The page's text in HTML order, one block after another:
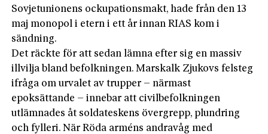
Sovjetunionens ockupationsmakt, hade från den 13
maj monopol i etern i ett år innan RIAS kom i
sändning.
Det räckte för att sedan lämna efter sig en massiv
illvilja bland befolkningen. Marskalk Zjukovs felsteg
ifråga om urvalet av trupper – närmast
epoksättande – innebar att civilbefolkningen
utlämnades åt soldateskens övergrepp, plundring
och fylleri. När Röda arméns andravåg med